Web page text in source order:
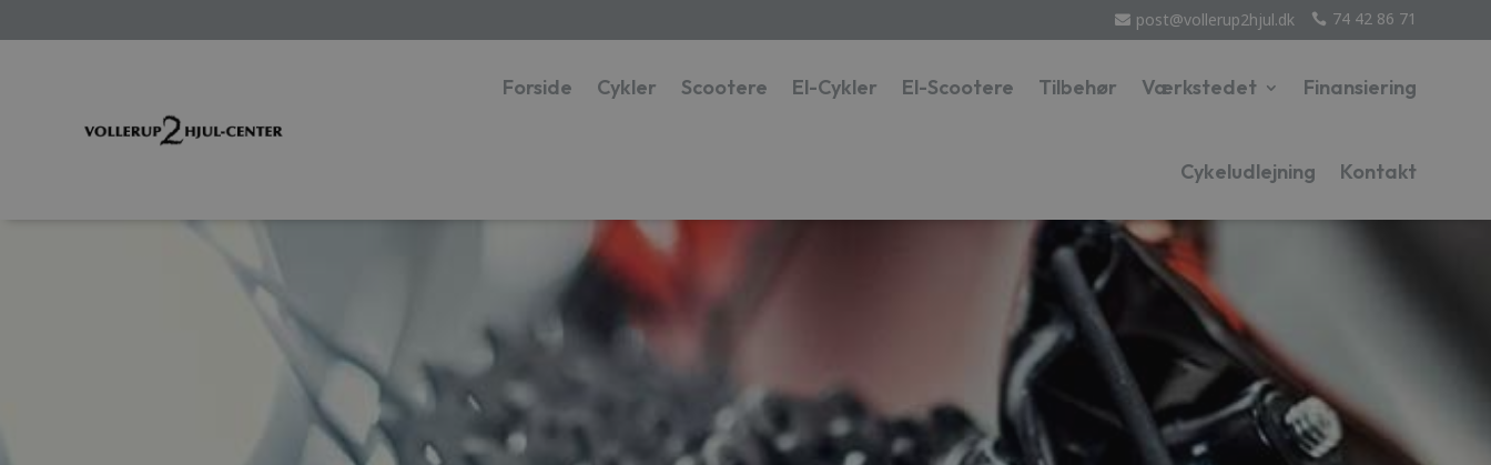
 post@vollerup2hjul.dk  74 42 86 71
Forside Cykler Scootere El-Cykler El-Scootere Tilbehør Værkstedet Finansiering
Cykeludlejning Kontakt